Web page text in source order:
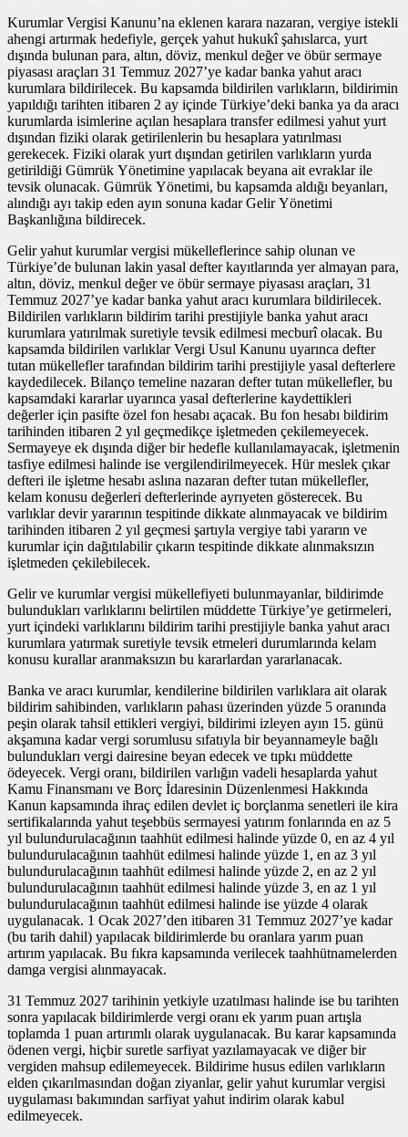
Kurumlar Vergisi Kanunu’na eklenen karara nazaran, vergiye istekli
ahengi artırmak hedefiyle, gerçek yahut hukukî şahıslarca, yurt
dışında bulunan para, altın, döviz, menkul değer ve öbür sermaye
piyasası araçları 31 Temmuz 2027’ye kadar banka yahut aracı
kurumlara bildirilecek. Bu kapsamda bildirilen varlıkların, bildirimin
yapıldığı tarihten itibaren 2 ay içinde Türkiye’deki banka ya da aracı
kurumlarda isimlerine açılan hesaplara transfer edilmesi yahut yurt
dışından fiziki olarak getirilenlerin bu hesaplara yatırılması
gerekecek. Fiziki olarak yurt dışından getirilen varlıkların yurda
getirildiği Gümrük Yönetimine yapılacak beyana ait evraklar ile
tevsik olunacak. Gümrük Yönetimi, bu kapsamda aldığı beyanları,
alındığı ayı takip eden ayın sonuna kadar Gelir Yönetimi
Başkanlığına bildirecek.
Gelir yahut kurumlar vergisi mükelleflerince sahip olunan ve
Türkiye’de bulunan lakin yasal defter kayıtlarında yer almayan para,
altın, döviz, menkul değer ve öbür sermaye piyasası araçları, 31
Temmuz 2027’ye kadar banka yahut aracı kurumlara bildirilecek.
Bildirilen varlıkların bildirim tarihi prestijiyle banka yahut aracı
kurumlara yatırılmak suretiyle tevsik edilmesi mecburî olacak. Bu
kapsamda bildirilen varlıklar Vergi Usul Kanunu uyarınca defter
tutan mükellefler tarafından bildirim tarihi prestijiyle yasal defterlere
kaydedilecek. Bilanço temeline nazaran defter tutan mükellefler, bu
kapsamdaki kararlar uyarınca yasal defterlerine kaydettikleri
değerler için pasifte özel fon hesabı açacak. Bu fon hesabı bildirim
tarihinden itibaren 2 yıl geçmedikçe işletmeden çekilemeyecek.
Sermayeye ek dışında diğer bir hedefle kullanılamayacak, işletmenin
tasfiye edilmesi halinde ise vergilendirilmeyecek. Hür meslek çıkar
defteri ile işletme hesabı aslına nazaran defter tutan mükellefler,
kelam konusu değerleri defterlerinde ayrıyeten gösterecek. Bu
varlıklar devir yararının tespitinde dikkate alınmayacak ve bildirim
tarihinden itibaren 2 yıl geçmesi şartıyla vergiye tabi yararın ve
kurumlar için dağıtılabilir çıkarın tespitinde dikkate alınmaksızın
işletmeden çekilebilecek.
Gelir ve kurumlar vergisi mükellefiyeti bulunmayanlar, bildirimde
bulundukları varlıklarını belirtilen müddette Türkiye’ye getirmeleri,
yurt içindeki varlıklarını bildirim tarihi prestijiyle banka yahut aracı
kurumlara yatırmak suretiyle tevsik etmeleri durumlarında kelam
konusu kurallar aranmaksızın bu kararlardan yararlanacak.
Banka ve aracı kurumlar, kendilerine bildirilen varlıklara ait olarak
bildirim sahibinden, varlıkların pahası üzerinden yüzde 5 oranında
peşin olarak tahsil ettikleri vergiyi, bildirimi izleyen ayın 15. günü
akşamına kadar vergi sorumlusu sıfatıyla bir beyannameyle bağlı
bulundukları vergi dairesine beyan edecek ve tıpkı müddette
ödeyecek. Vergi oranı, bildirilen varlığın vadeli hesaplarda yahut
Kamu Finansmanı ve Borç İdaresinin Düzenlenmesi Hakkında
Kanun kapsamında ihraç edilen devlet iç borçlanma senetleri ile kira
sertifikalarında yahut teşebbüs sermayesi yatırım fonlarında en az 5
yıl bulundurulacağının taahhüt edilmesi halinde yüzde 0, en az 4 yıl
bulundurulacağının taahhüt edilmesi halinde yüzde 1, en az 3 yıl
bulundurulacağının taahhüt edilmesi halinde yüzde 2, en az 2 yıl
bulundurulacağının taahhüt edilmesi halinde yüzde 3, en az 1 yıl
bulundurulacağının taahhüt edilmesi halinde ise yüzde 4 olarak
uygulanacak. 1 Ocak 2027’den itibaren 31 Temmuz 2027’ye kadar
(bu tarih dahil) yapılacak bildirimlerde bu oranlara yarım puan
artırım yapılacak. Bu fıkra kapsamında verilecek taahhütnamelerden
damga vergisi alınmayacak.
31 Temmuz 2027 tarihinin yetkiyle uzatılması halinde ise bu tarihten
sonra yapılacak bildirimlerde vergi oranı ek yarım puan artışla
toplamda 1 puan artırımlı olarak uygulanacak. Bu karar kapsamında
ödenen vergi, hiçbir suretle sarfiyat yazılamayacak ve diğer bir
vergiden mahsup edilemeyecek. Bildirime husus edilen varlıkların
elden çıkarılmasından doğan ziyanlar, gelir yahut kurumlar vergisi
uygulaması bakımından sarfiyat yahut indirim olarak kabul
edilmeyecek.